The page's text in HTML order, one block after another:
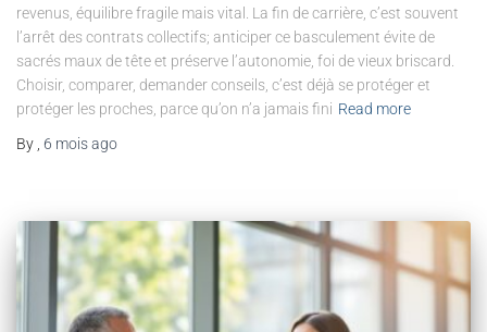
revenus, équilibre fragile mais vital. La fin de carrière, c’est souvent
l’arrêt des contrats collectifs; anticiper ce basculement évite de
sacrés maux de tête et préserve l’autonomie, foi de vieux briscard.
Choisir, comparer, demander conseils, c’est déjà se protéger et
protéger les proches, parce qu’on n’a jamais fini Read more
By
6 moisago